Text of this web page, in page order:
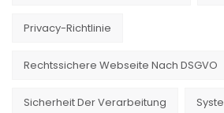
Privacy-Richtlinie
Rechtssichere Webseite Nach DSGVO
Sicherheit Der Verarbeitung